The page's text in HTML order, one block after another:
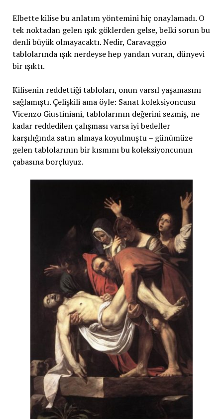
Elbette kilise bu anlatım yöntemini hiç onaylamadı. O
tek noktadan gelen ışık göklerden gelse, belki sorun bu
denli büyük olmayacaktı. Nedir, Caravaggio
tablolarında ışık nerdeyse hep yandan vuran, dünyevi
bir ışıktı.
Kilisenin reddettiği tabloları, onun varsıl yaşamasını
sağlamıştı. Çelişkili ama öyle: Sanat koleksiyoncusu
Vicenzo Giustiniani, tablolarının değerini sezmiş, ne
kadar reddedilen çalışması varsa iyi bedeller
karşılığında satın almaya koyulmuştu – günümüze
gelen tablolarının bir kısmını bu koleksiyoncunun
çabasına borçluyuz.